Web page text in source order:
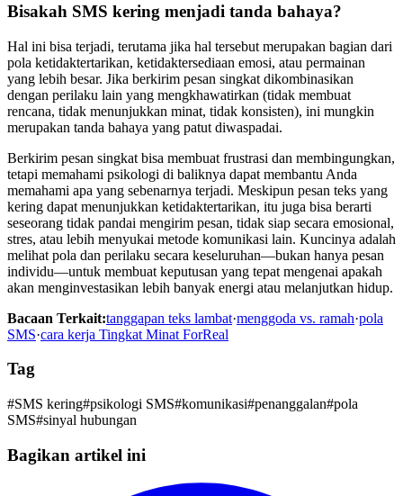
Bisakah SMS kering menjadi tanda bahaya?
Hal ini bisa terjadi, terutama jika hal tersebut merupakan bagian dari
pola ketidaktertarikan, ketidaktersediaan emosi, atau permainan
yang lebih besar. Jika berkirim pesan singkat dikombinasikan
dengan perilaku lain yang mengkhawatirkan (tidak membuat
rencana, tidak menunjukkan minat, tidak konsisten), ini mungkin
merupakan tanda bahaya yang patut diwaspadai.
Berkirim pesan singkat bisa membuat frustrasi dan membingungkan,
tetapi memahami psikologi di baliknya dapat membantu Anda
memahami apa yang sebenarnya terjadi. Meskipun pesan teks yang
kering dapat menunjukkan ketidaktertarikan, itu juga bisa berarti
seseorang tidak pandai mengirim pesan, tidak siap secara emosional,
stres, atau lebih menyukai metode komunikasi lain. Kuncinya adalah
melihat pola dan perilaku secara keseluruhan—bukan hanya pesan
individu—untuk membuat keputusan yang tepat mengenai apakah
akan menginvestasikan lebih banyak energi atau melanjutkan hidup.
Bacaan Terkait:tanggapan teks lambat·menggoda vs. ramah·pola
SMS·cara kerja Tingkat Minat ForReal
Tag
#SMS kering#psikologi SMS#komunikasi#penanggalan#pola
SMS#sinyal hubungan
Bagikan artikel ini